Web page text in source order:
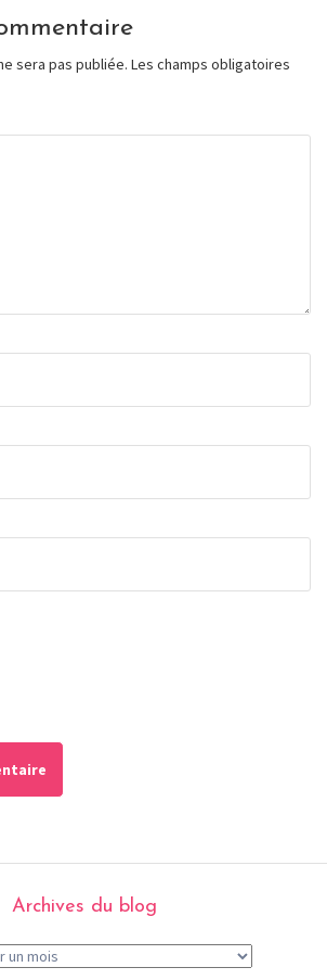
sera pas publiée. Les champs obligatoires
Archives du blog